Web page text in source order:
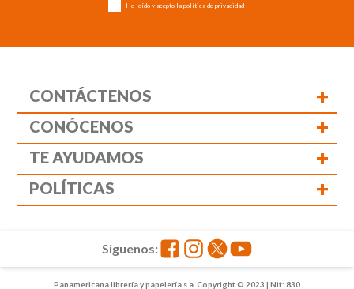
He leído y acepto la política de privacidad
CONTÁCTENOS +
CONÓCENOS +
TE AYUDAMOS +
POLÍTICAS +
Panamericana librería y papelería s.a. Copyright © 2023 | Nit: 830
Siguenos: